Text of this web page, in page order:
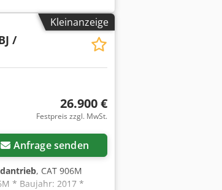
erhalten C27 Motor
Kleinanzeige
/
26.900 €
Festpreis zzgl. MwSt.
Anfrage senden
, CAT 906M
* Baujahr: 2017 *